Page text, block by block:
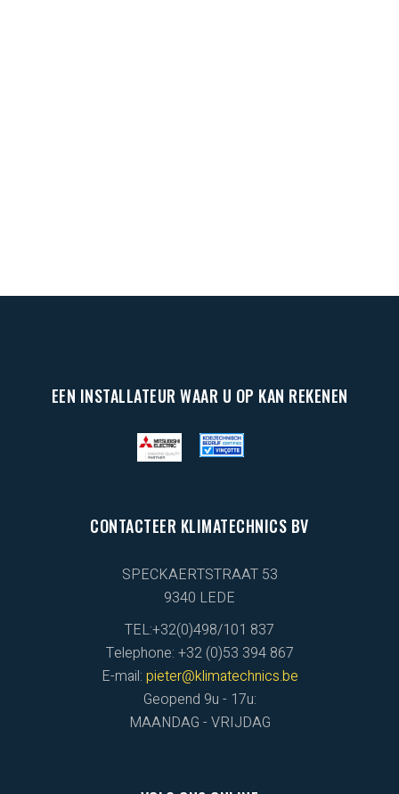
EEN INSTALLATEUR WAAR U OP KAN REKENEN
CONTACTEER KLIMATECHNICS BV
SPECKAERTSTRAAT 53
9340 LEDE
TEL:+32(0)498/101 837
Telephone: +32 (0)53 394 867
E-mail: pieter@klimatechnics.be
Geopend 9u - 17u:
MAANDAG - VRIJDAG